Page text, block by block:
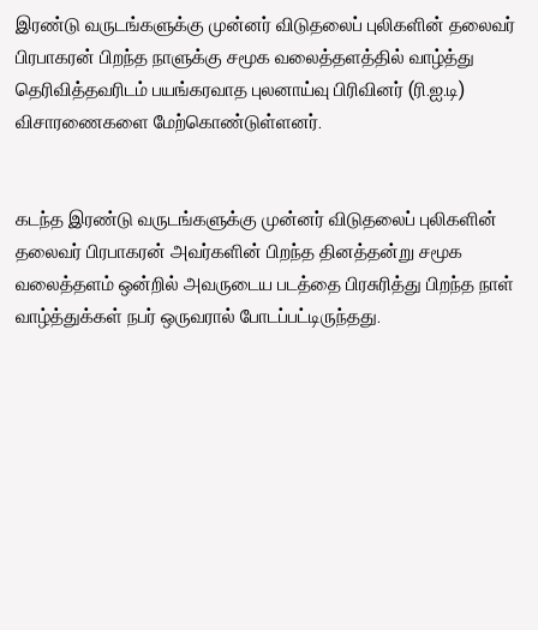
இரண்டு வருடங்களுக்கு முன்னர் விடுதலைப் புலிகளின் தலைவர்
பிரபாகரன் பிறந்த நாளுக்கு சமூக வலைத்தளத்தில் வாழ்த்து
தெரிவித்தவரிடம் பயங்கரவாத புலனாய்வு பிரிவினர் (ரி.ஐ.டி)
விசாரணைகளை மேற்கொண்டுள்ளனர்.
கடந்த இரண்டு வருடங்களுக்கு முன்னர் விடுதலைப் புலிகளின்
தலைவர் பிரபாகரன் அவர்களின் பிறந்த தினத்தன்று சமூக
வலைத்தளம் ஒன்றில் அவருடைய படத்தை பிரசுரித்து பிறந்த நாள்
வாழ்த்துக்கள் நபர் ஒருவரால் போடப்பட்டிருந்தது.